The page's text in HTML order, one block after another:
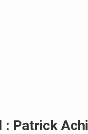
: Patrick Achi